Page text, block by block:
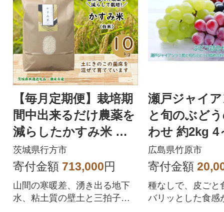
【毎月定期便】栽培期
間中出来るだけ農薬を
減らしたかすみ米 白
米10kg茨城県共通返礼
品潮来産全12回
茨城県行方市
寄付金額 713,000円
山間の寒暖差、湧き出る地下
水、粘土質の壁土と三拍子そ
瀬戸ジャイ
と旬のぶど
わせ 約2kg 4
ット
広島県竹原市
寄付金額
種なしで、皮ごと
バリッとした食感